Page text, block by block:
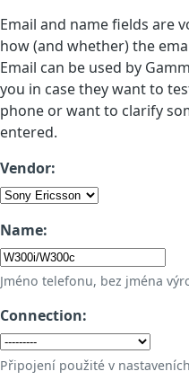
Email and name fields are
how (and whether) the
Email can be used by
you in case they want to
phone or want to clarify
entered.
Vendor:
Name:
Jméno telefonu, bez jména
Connection:
Připojení použité v